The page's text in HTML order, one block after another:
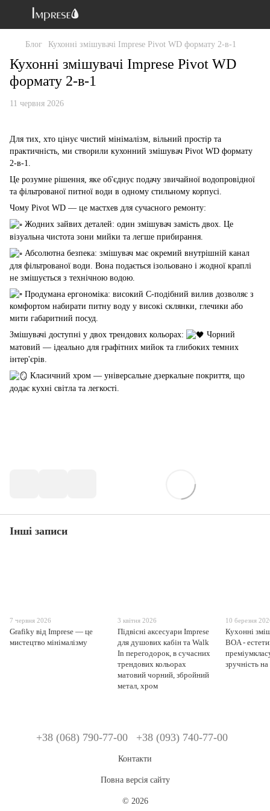
Блог Кухонні змішувачі Imprese Pivot WD формату 2-в-1
Кухонні змішувачі Imprese Pivot WD
формату 2-в-1
11 червня 2026
Для тих, хто цінує чистий мінімалізм, вільний простір та
практичність, ми створили кухонний змішувач Pivot WD формату
2-в-1.
Це розумне рішення, яке об'єднує подачу звичайної водопровідної
та фільтрованої питної води в одному стильному корпусі.
Чому Pivot WD — це мастхев для сучасного ремонту:
Жодних зайвих деталей: один змішувач замість двох. Це
візуальна чистота зони мийки та легше прибирання.
Абсолютна безпека: змішувач має окремий внутрішній канал
для фільтрованої води. Вона подається ізольовано і жодної краплі
не змішується з технічною водою.
Продумана ергономіка: високий С-подібний вилив дозволяє з
комфортом набирати питну воду у високі склянки, глечики або
мити габаритний посуд.
Змішувачі доступні у двох трендових кольорах:
Чорний
матовий — ідеально для графітних мийок та глибоких темних
інтер'єрів.
Класичний хром — універсальне дзеркальне покриття, що
додає кухні світла та легкості.
Інші записи
7 червня 2026
Grafiky від Imprese — це
мистецтво мінімалізму
3 квітня 2026
Підвісні аксесуари Imprese
для душових кабін та Walk
In перегодорок, в сучасних
трендових кольорах
матовий чорний, збройний
метал, хром
10 березня
Кухонні
BOA -
зручність
+38 (068) 790-77-00 +38 (093) 740-77-00
Контакти
Повна версія сайту
© 2026